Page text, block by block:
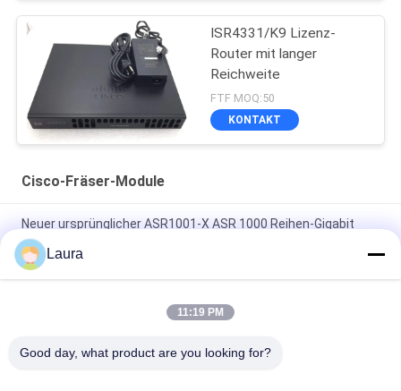
ISR4331/K9 Lizenz-
Router mit langer
Reichweite
FTF MOQ:50
KONTAKT
Cisco-Fräser-Module
Neuer ursprünglicher ASR1001-X ASR 1000 Reihen-Gigabit
Ethernet-Netz-Router
C9300 - Nanometer - 2Q = Katalysator 9300 2 Netz-Modul-
4221 Cisco
Laura
11:19 PM
Good day, what product are you looking for?